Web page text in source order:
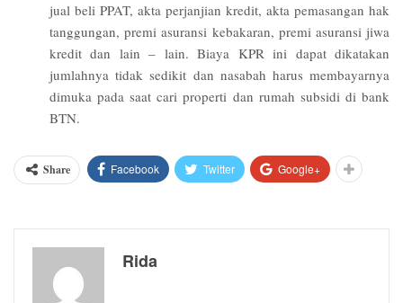
jual beli PPAT, akta perjanjian kredit, akta pemasangan hak
tanggungan, premi asuransi kebakaran, premi asuransi jiwa
kredit dan lain – lain. Biaya KPR ini dapat dikatakan
jumlahnya tidak sedikit dan nasabah harus membayarnya
dimuka pada saat cari properti dan rumah subsidi di bank
BTN.
Share Facebook Twitter Google+
Rida